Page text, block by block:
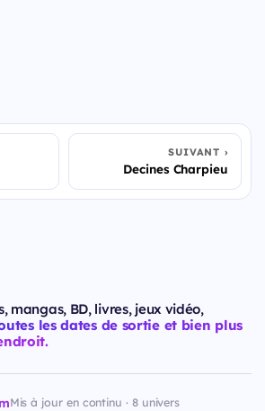
SUIVANT
Decines Charpieu
mangas, BD, livres, jeux vidéo,
les dates de sortie et bien plus
Mis à jour en continu · 8 univers